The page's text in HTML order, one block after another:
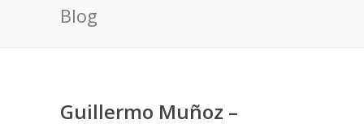
Blog
Guillermo Muñoz –